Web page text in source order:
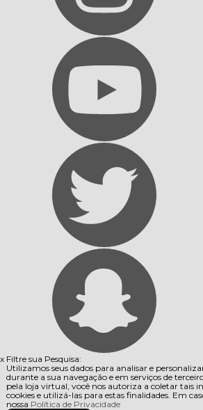
x Filtre sua Pesquisa:
Utilizamos seus dados para analisar e
durante a sua navegação e em serviços de
pela loja virtual, você nos autoriza a coletar tais
cookies e utilizá-las para estas finalidades. Em
nossa Política de Privacidade